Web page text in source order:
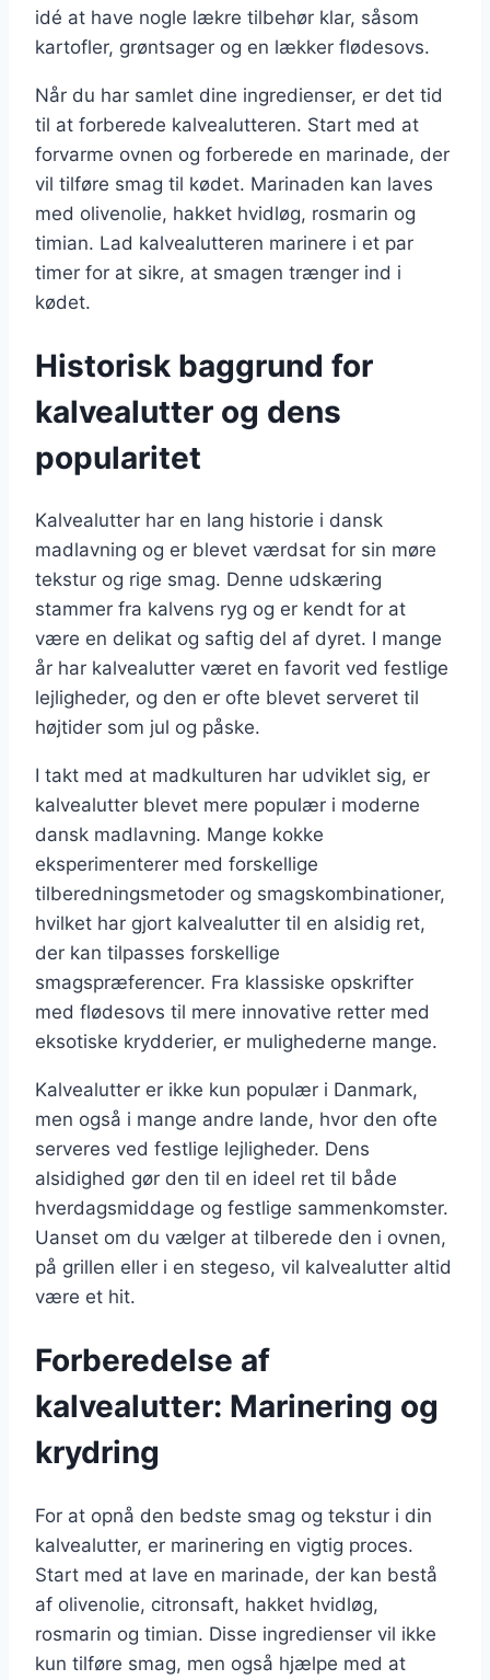
idé at have nogle lækre tilbehør klar, såsom
kartofler, grøntsager og en lækker flødesovs.
Når du har samlet dine ingredienser, er det tid
til at forberede kalvealutteren. Start med at
forvarme ovnen og forberede en marinade, der
vil tilføre smag til kødet. Marinaden kan laves
med olivenolie, hakket hvidløg, rosmarin og
timian. Lad kalvealutteren marinere i et par
timer for at sikre, at smagen trænger ind i
kødet.
Historisk baggrund for
kalvealutter og dens
popularitet
Kalvealutter har en lang historie i dansk
madlavning og er blevet værdsat for sin møre
tekstur og rige smag. Denne udskæring
stammer fra kalvens ryg og er kendt for at
være en delikat og saftig del af dyret. I mange
år har kalvealutter været en favorit ved festlige
lejligheder, og den er ofte blevet serveret til
højtider som jul og påske.
I takt med at madkulturen har udviklet sig, er
kalvealutter blevet mere populær i moderne
dansk madlavning. Mange kokke
eksperimenterer med forskellige
tilberedningsmetoder og smagskombinationer,
hvilket har gjort kalvealutter til en alsidig ret,
der kan tilpasses forskellige
smagspræferencer. Fra klassiske opskrifter
med flødesovs til mere innovative retter med
eksotiske krydderier, er mulighederne mange.
Kalvealutter er ikke kun populær i Danmark,
men også i mange andre lande, hvor den ofte
serveres ved festlige lejligheder. Dens
alsidighed gør den til en ideel ret til både
hverdagsmiddage og festlige sammenkomster.
Uanset om du vælger at tilberede den i ovnen,
på grillen eller i en stegeso, vil kalvealutter altid
være et hit.
Forberedelse af
kalvealutter: Marinering og
krydring
For at opnå den bedste smag og tekstur i din
kalvealutter, er marinering en vigtig proces.
Start med at lave en marinade, der kan bestå
af olivenolie, citronsaft, hakket hvidløg,
rosmarin og timian. Disse ingredienser vil ikke
kun tilføre smag, men også hjælpe med at